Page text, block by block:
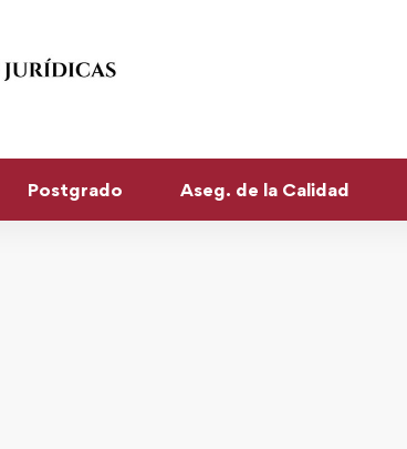
Postgrado Aseg. de la Calidad